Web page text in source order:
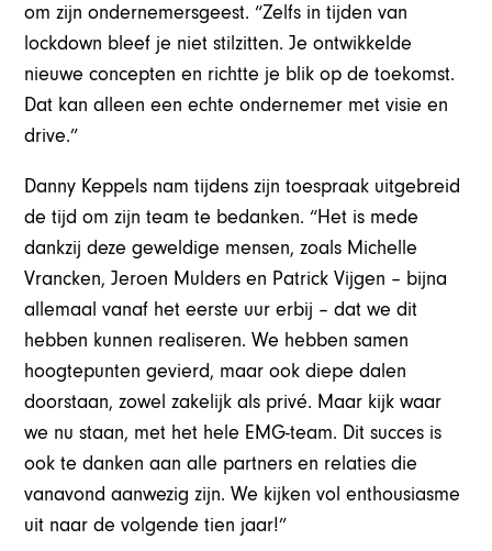
om zijn ondernemersgeest. “Zelfs in tijden van
lockdown bleef je niet stilzitten. Je ontwikkelde
nieuwe concepten en richtte je blik op de toekomst.
Dat kan alleen een echte ondernemer met visie en
drive.”
Danny Keppels nam tijdens zijn toespraak uitgebreid
de tijd om zijn team te bedanken. “Het is mede
dankzij deze geweldige mensen, zoals Michelle
Vrancken, Jeroen Mulders en Patrick Vijgen – bijna
allemaal vanaf het eerste uur erbij – dat we dit
hebben kunnen realiseren. We hebben samen
hoogtepunten gevierd, maar ook diepe dalen
doorstaan, zowel zakelijk als privé. Maar kijk waar
we nu staan, met het hele EMG-team. Dit succes is
ook te danken aan alle partners en relaties die
vanavond aanwezig zijn. We kijken vol enthousiasme
uit naar de volgende tien jaar!”